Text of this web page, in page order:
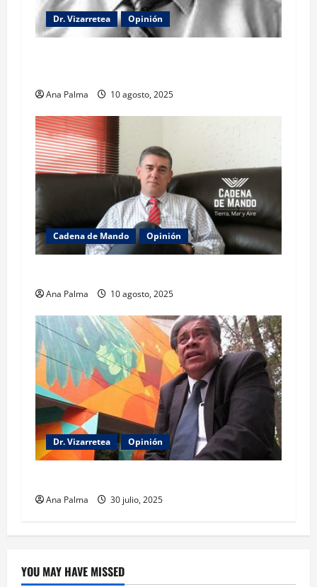
Dr. Vizarretea Opinión
Ana Palma 10 agosto, 2025
Cadena de Mando Opinión
Ana Palma 10 agosto, 2025
Dr. Vizarretea Opinión
Ana Palma 30 julio, 2025
YOU MAY HAVE MISSED
Crítica de Cine